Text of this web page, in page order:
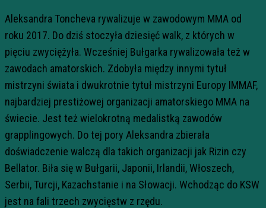
Aleksandra Toncheva rywalizuje w zawodowym MMA od
roku 2017. Do dziś stoczyła dziesięć walk, z których w
pięciu zwyciężyła. Wcześniej Bułgarka rywalizowała też w
zawodach amatorskich. Zdobyła między innymi tytuł
mistrzyni świata i dwukrotnie tytuł mistrzyni Europy IMMAF,
najbardziej prestiżowej organizacji amatorskiego MMA na
świecie. Jest też wielokrotną medalistką zawodów
grapplingowych. Do tej pory Aleksandra zbierała
doświadczenie walczą dla takich organizacji jak Rizin czy
Bellator. Biła się w Bułgarii, Japonii, Irlandii, Włoszech,
Serbii, Turcji, Kazachstanie i na Słowacji. Wchodząc do KSW
jest na fali trzech zwycięstw z rzędu.